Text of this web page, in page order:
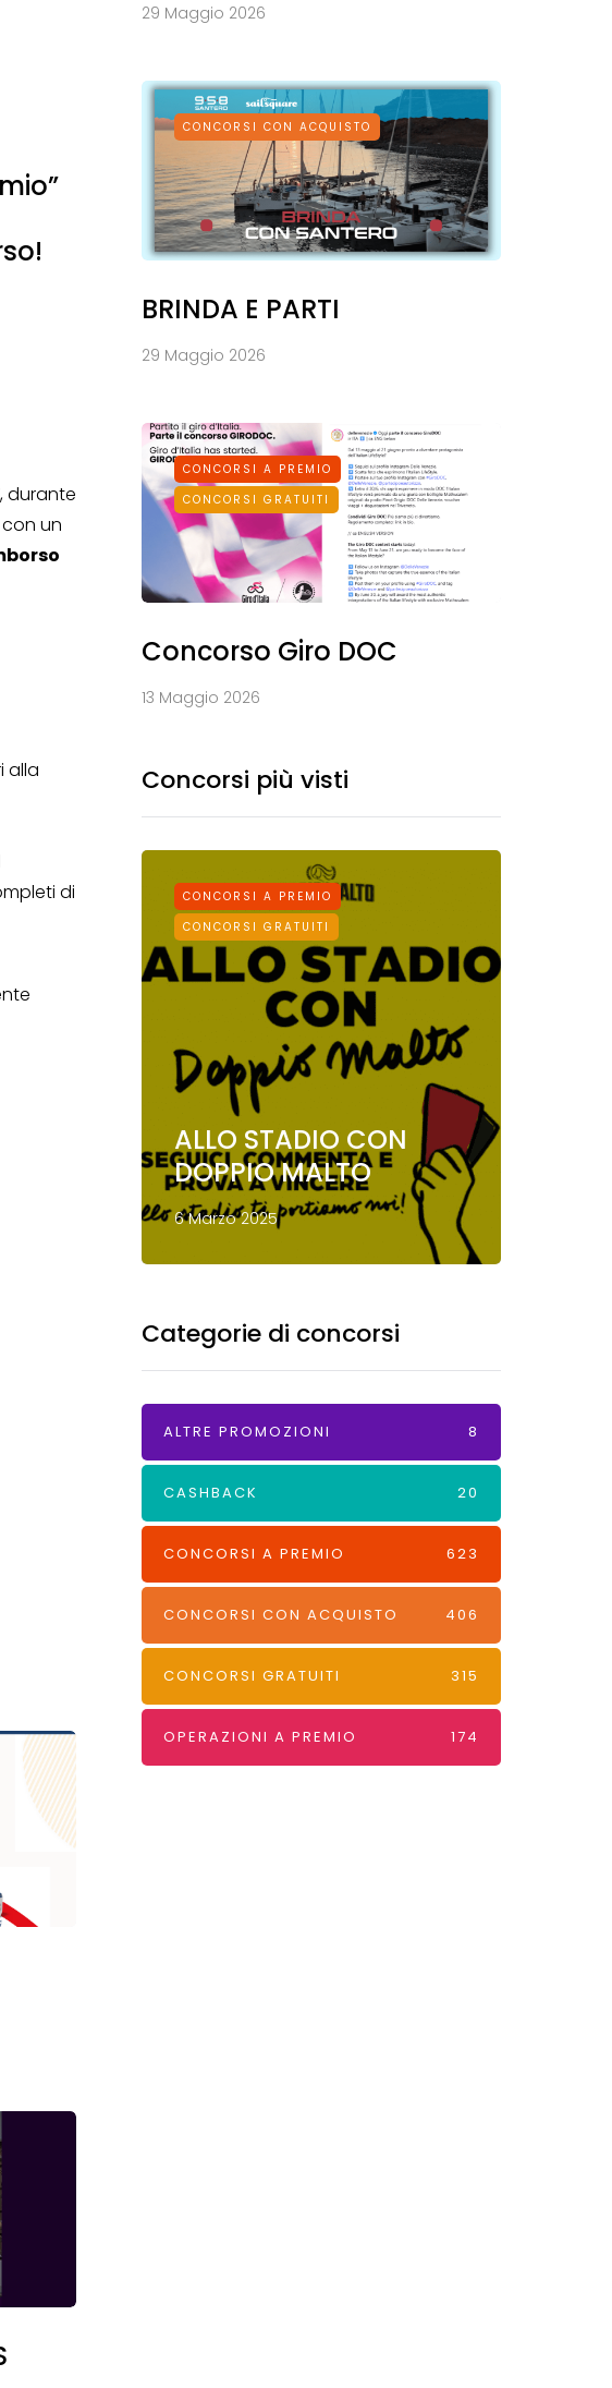
durante
un
alla
di
29 Maggio 2026
CONCORSI CON ACQUISTO
BRINDA E PARTI
29 Maggio 2026
CONCORSI A PREMIO
CONCORSI GRATUITI
Concorso Giro DOC
13 Maggio 2026
Concorsi più visti
CONCORSI A PREMIO
CONCORSI GRATUITI
ALLO STADIO CON
DOPPIO MALTO
6 Marzo 2025
Categorie di concorsi
ALTRE PROMOZIONI 8
CASHBACK 20
CONCORSI A PREMIO 623
CONCORSI CON ACQUISTO 406
CONCORSI GRATUITI 315
OPERAZIONI A PREMIO 174